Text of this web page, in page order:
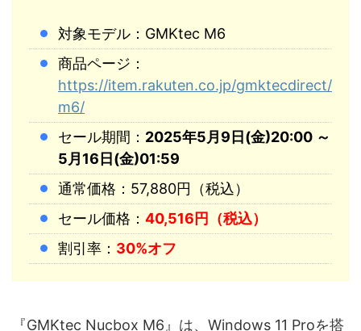
対象モデル：GMKtec M6
商品ページ：
https://item.rakuten.co.jp/gmktecdirect/
m6/
セール期間： 2025年5月9日(金)20:00 ～
5月16日(金)01:59
通常価格：57,880円（税込）
セール価格： 40,516円（税込）
割引率： 30%オフ
『GMKtec Nucbox M6』は、Windows 11 Proを搭